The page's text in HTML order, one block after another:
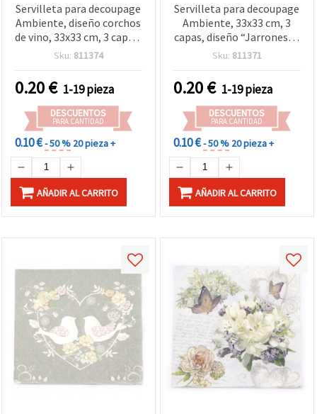
Servilleta para decoupage
Ambiente, diseño corchos
de vino, 33x33 cm, 3 capas,
1 unidad
Sku: 811374
0.20€ 1-19 pieza
DESCUENTOS
PARA CANTIDAD
0.10 €- 50 % 20 pieza +
AÑADIR AL CARRITO
Servilleta para decoupage
Ambiente, 33x33 cm, 3
capas, diseño “Jarrones“ -
1 unidad
Sku: 811371
0.20€ 1-19 pieza
DESCUENTOS
PARA CANTIDAD
0.10 €- 50 % 20 pieza +
AÑADIR AL CARRITO